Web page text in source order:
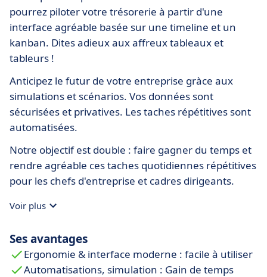
pourrez piloter votre trésorerie à partir d'une
interface agréable basée sur une timeline et un
kanban. Dites adieux aux affreux tableaux et
tableurs !
Anticipez le futur de votre entreprise gràce aux
simulations et scénarios. Vos données sont
sécurisées et privatives. Les taches répétitives sont
automatisées.
Notre objectif est double : faire gagner du temps et
rendre agréable ces taches quotidiennes répétitives
pour les chefs d'entreprise et cadres dirigeants.
Voir plus
Ses avantages
Ergonomie & interface moderne : facile à utiliser
Automatisations, simulation : Gain de temps